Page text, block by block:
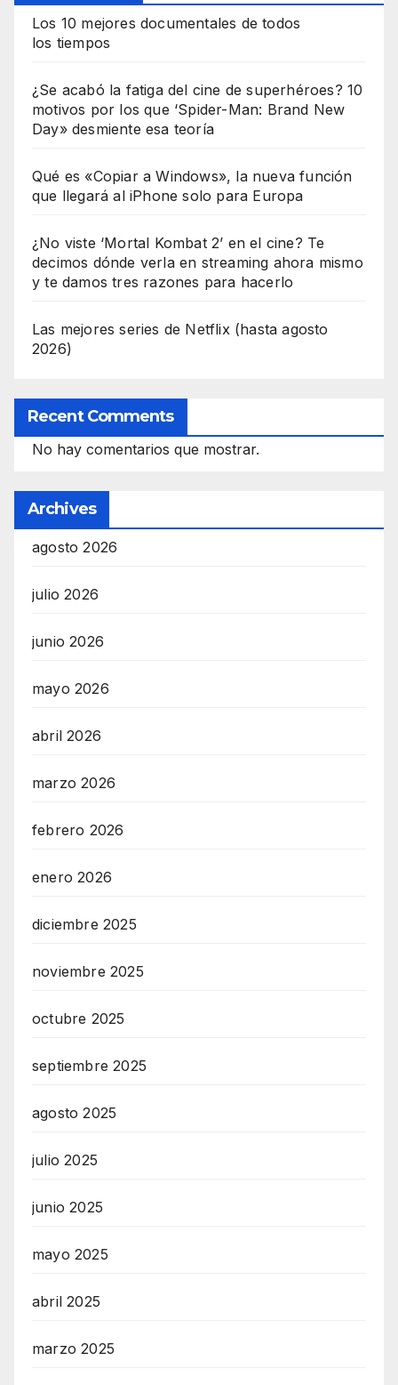
Los 10 mejores documentales de todos
los tiempos
¿Se acabó la fatiga del cine de superhéroes? 10
motivos por los que ‘Spider-Man: Brand New
Day» desmiente esa teoría
Qué es «Copiar a Windows», la nueva función
que llegará al iPhone solo para Europa
¿No viste ‘Mortal Kombat 2’ en el cine? Te
decimos dónde verla en streaming ahora mismo
y te damos tres razones para hacerlo
Las mejores series de Netflix (hasta agosto
2026)
Recent Comments
No hay comentarios que mostrar.
Archives
agosto 2026
julio 2026
junio 2026
mayo 2026
abril 2026
marzo 2026
febrero 2026
enero 2026
diciembre 2025
noviembre 2025
octubre 2025
septiembre 2025
agosto 2025
julio 2025
junio 2025
mayo 2025
abril 2025
marzo 2025